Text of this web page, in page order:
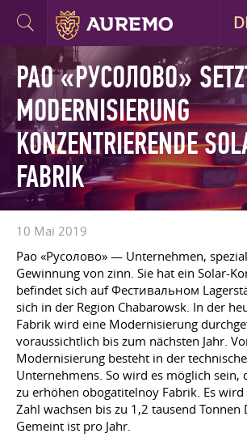
PAO «РУСОЛОВО»
MODERNISIERUNG
KONZENTRIERENDE
FABRIK
10 Mai 2019
Pao «Русолово» — Unternehmen,
Gewinnung von zinn. Sie hat ein Solar-
befindet sich auf Фестивальном
sich in der Region Chabarowsk. In der
Fabrik wird eine Modernisierung
voraussichtlich bis zum nächsten Jahr.
Modernisierung besteht in der
Unternehmens. So wird es möglich sein,
zu erhöhen obogatitelnoy Fabrik. Es
Zahl wachsen bis zu 1,2 tausend Tonnen
Gemeint ist pro Jahr.